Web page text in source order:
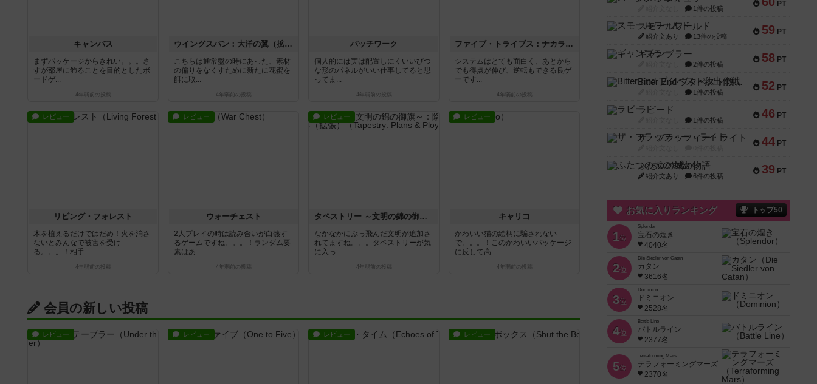
キャンバス
まずパッケージからきれい。。。さ
すが部屋に飾ることを目的としたボ
ードゲ...
4年弱前 の投稿
ウイングスパン：大洋の翼（拡張）
こちらは通常盤の時にあった、素材
の偏りをなくすために新たに花蜜を
餌に取...
4年弱前 の投稿
パッチワーク
個人的には実は配置しにくいいびつ
な形のパネルがいい仕事してると思
ってま...
4年弱前 の投稿
ファイブ・トライブス：ナカラの魔神使い
システムはとても面白く、あとから
でも得点が伸び、逆転もできる良ゲ
ーです...
4年弱前 の投稿
レビュー
リビング・フォレスト
木を植えるだけではだめ！火を消さ
ないとみんなで被害を受け
る。。。！相手...
4年弱前 の投稿
レビュー
ウォーチェスト
2人プレイの時は読み合いが白熱す
るゲームですね。。。！ランダム要
素はあ...
4年弱前 の投稿
レビュー
タペストリー ～文明の錦の御旗～：陰謀と策略（拡張）
なかなかにぶっ飛んだ文明が追加さ
れてますね。。。タペストリーが気
に入っ...
4年弱前 の投稿
レビュー
キャリコ
かわいい猫の絵柄に騙されない
で。。。！このかわいいパッケージ
に反して高...
4年弱前 の投稿
会員の新しい投稿
レビュー レビュー レビュー レビュー
PT
1件の投稿
59 PT
スモールワールド
紹介文あり 13件の投稿
58 PT
ギャンブラー
2件の投稿
52 PT
Bitter End ブタペスト救出作戦
1件の投稿
46 PT
ラピード
1件の投稿
44 PT
ザ・フラッフィー・ライト
39 PT
ふたつの城の物語
紹介文あり 6件の投稿
お気に入りランキング トップ50
1位
Splendor
宝石の煌き
4040名
2位
Die Siedler von Catan
カタン
3616名
3位
Dominion
ドミニオン
2528名
4位
Battle Line
バトルライン
2377名
5位
Terraforming Mars
テラフォーミングマーズ
2370名